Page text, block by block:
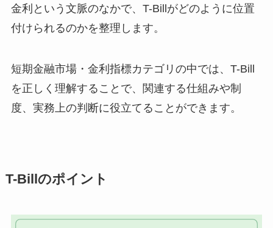
金利という文脈のなかで、T-Billがどのように位置
付けられるのかを整理します。
短期金融市場・金利指標カテゴリの中では、T-Bill
を正しく理解することで、関連する仕組みや制
度、実務上の判断に役立てることができます。
T-Billのポイント